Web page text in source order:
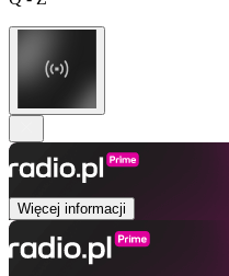
Więcej informacji